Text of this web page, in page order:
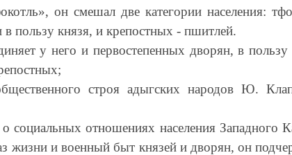
он смешал две категории населения:
в пользу князя, и крепостных - пшитлей.
у него и первостепенных дворян, в
строя адыгских народов Ю.
социальных отношениях населения
жизни и военный быт князей и дворян, он